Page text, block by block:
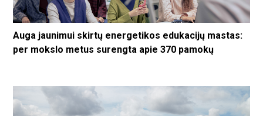
Auga jaunimui skirtų energetikos edukacijų mastas:
per mokslo metus surengta apie 370 pamokų